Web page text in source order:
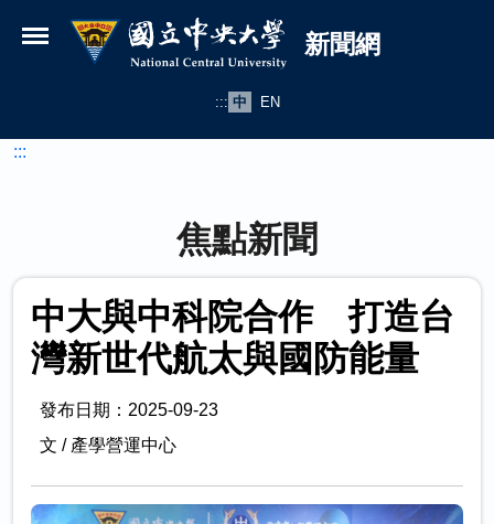
國立中央大學新聞網
新聞網
::: 中 EN
:::
焦點新聞
中大與中科院合作 打造台
灣新世代航太與國防能量
發布日期：2025-09-23
文 / 產學營運中心